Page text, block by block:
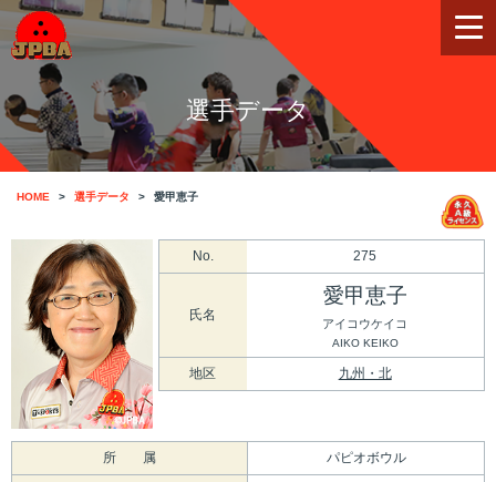
選手データ
HOME 選手データ 愛甲恵子
No. 275
氏名
愛甲恵子
アイコウケイコ
AIKO KEIKO
地区 九州・北
所 属 パピオボウル